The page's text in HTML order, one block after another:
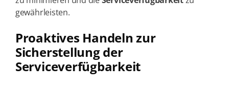
gewährleisten.
Proaktives Handeln zur
Sicherstellung der
Serviceverfügbarkeit